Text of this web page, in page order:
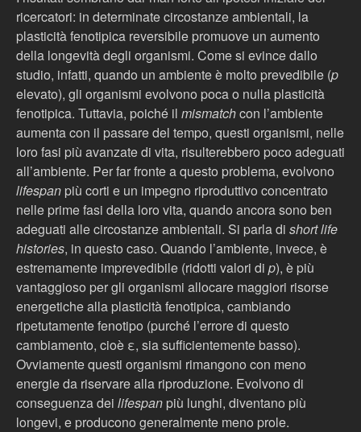
ricercatori: in determinate circostanze ambientali, la
plasticità fenotipica reversibile promuove un aumento
della longevità degli organismi. Come si evince dallo
studio, infatti, quando un ambiente è molto prevedibile (p
elevato), gli organismi evolvono poca o nulla plasticità
fenotipica. Tuttavia, poiché il mismatchcon l’ambiente
aumenta con il passare del tempo, questi organismi, nelle
loro fasi più avanzate di vita, risulterebbero poco adeguati
all’ambiente. Per far fronte a questo problema, evolvono
lifespan più corti e un impegno riproduttivo concentrato
nelle prime fasi della loro vita, quando ancora sono ben
adeguati alle circostanze ambientali. Si parla di short life
histories, in questo caso. Quando l’ambiente, invece, è
estremamente imprevedibile (ridotti valori di p), è più
vantaggioso per gli organismi allocare maggiori risorse
energetiche alla plasticità fenotipica, cambiando
ripetutamente fenotipo (purché l’errore di questo
cambiamento, cioè ε, sia sufficientemente basso).
Ovviamente questi organismi rimangono con meno
energie da riservare alla riproduzione. Evolvono di
conseguenza dei lifespan più lunghi, diventano più
longevi, e producono generalmente meno prole.